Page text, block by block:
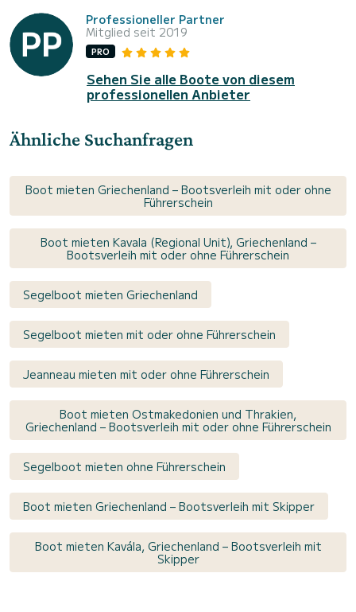
Professioneller Partner
Mitglied seit 2019
PRO
Sehen Sie alle Boote von diesem
professionellen Anbieter
Ähnliche Suchanfragen
Boot mieten Griechenland – Bootsverleih mit oder ohne
Führerschein
Boot mieten Kavala (Regional Unit), Griechenland –
Bootsverleih mit oder ohne Führerschein
Segelboot mieten Griechenland
Segelboot mieten mit oder ohne Führerschein
Jeanneau mieten mit oder ohne Führerschein
Boot mieten Ostmakedonien und Thrakien,
Griechenland – Bootsverleih mit oder ohne Führerschein
Segelboot mieten ohne Führerschein
Boot mieten Griechenland – Bootsverleih mit Skipper
Boot mieten Kavála, Griechenland – Bootsverleih mit
Skipper